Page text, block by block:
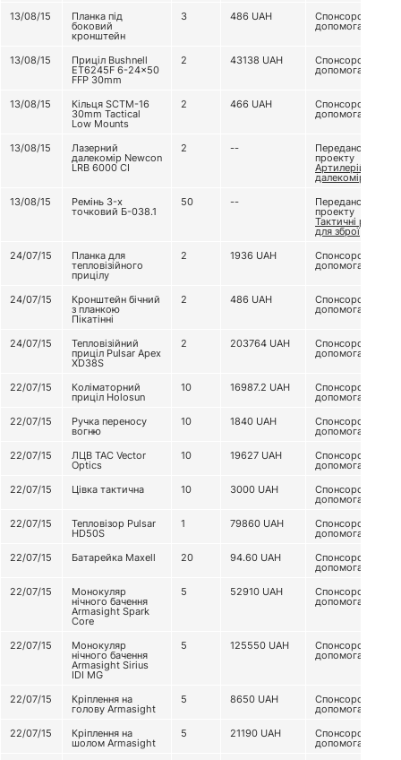
13/08/15
Планка під
боковий
кронштейн
3 486 UAH Спонсорська
допомога
13/08/15 Приціл Bushnell
ET6245F 6-24x50
FFP 30mm
2 43138 UAH Спонсорська
допомога
13/08/15 Кільця SCTM-16
30mm Tactical
Low Mounts
2 466 UAH Спонсорська
допомога
13/08/15 Лазерний
далекомір Newcon
LRB 6000 CI
2 -- Передано з
проекту
Артилерійський
далекомір
13/08/15
Ремінь 3-х
точковий Б-038.1
50 -- Передано з
проекту
Тактичні ремені
для зброї
24/07/15
Планка для
тепловізійного
прицілу
2 1936 UAH Спонсорська
допомога
24/07/15 Кронштейн бічний
з планкою
Пікатінні
2 486 UAH Спонсорська
допомога
24/07/15 Тепловізійний
приціл Pulsar Apex
XD38S
2 203764 UAH Спонсорська
допомога
22/07/15 Коліматорний
приціл Holosun
10 16987.2 UAH Спонсорська
допомога
22/07/15
Ручка переносу
вогню
10 1840 UAH Спонсорська
допомога
22/07/15
ЛЦВ TAC Vector
Optics
10 19627 UAH Спонсорська
допомога
22/07/15
Цівка тактична 10 3000 UAH Спонсорська
допомога
22/07/15
Тепловізор Pulsar
HD50S
1 79860 UAH Спонсорська
допомога
22/07/15
Батарейка Maxell 20 94.60 UAH Спонсорська
допомога
22/07/15
Монокуляр
нічного бачення
Armasight Spark
Core
5 52910 UAH Спонсорська
допомога
22/07/15 Монокуляр
нічного бачення
Armasight Sirius
IDI MG
5 125550 UAH Спонсорська
допомога
22/07/15 Кріплення на
голову Armasight
5 8650 UAH Спонсорська
допомога
22/07/15
Кріплення на
шолом Armasight
5 21190 UAH Спонсорська
допомога